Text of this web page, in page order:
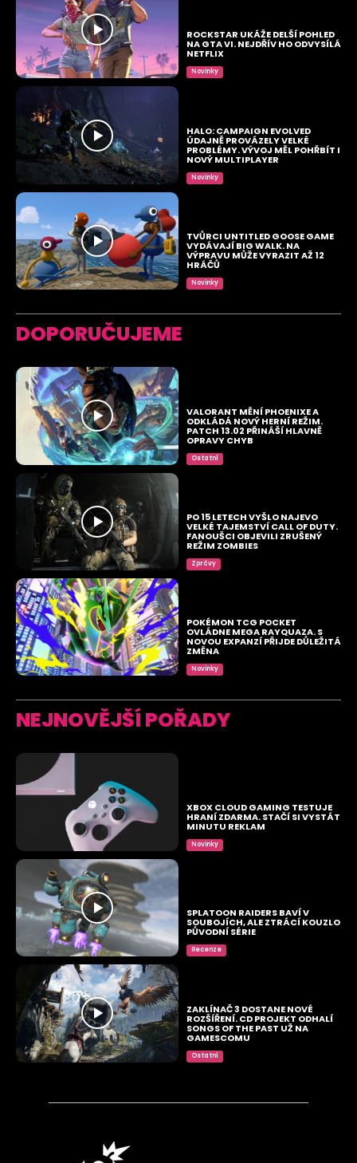
ROCKSTAR UKÁŽE DELŠÍ POHLED
NA GTA VI. NEJDŘÍV HO ODVYSÍLÁ
NETFLIX
Novinky
HALO: CAMPAIGN EVOLVED
ÚDAJNĚ PROVÁZELY VELKÉ
PROBLÉMY. VÝVOJ MĚL POHŘBÍT I
NOVÝ MULTIPLAYER
Novinky
TVŮRCI UNTITLED GOOSE GAME
VYDÁVAJÍ BIG WALK. NA
VÝPRAVU MŮŽE VYRAZIT AŽ 12
HRÁČŮ
Novinky
DOPORUČUJEME
VALORANT MĚNÍ PHOENIXE A
ODKLÁDÁ NOVÝ HERNÍ REŽIM.
PATCH 13.02 PŘINÁŠÍ HLAVNĚ
OPRAVY CHYB
Ostatní
PO 15 LETECH VYŠLO NAJEVO
VELKÉ TAJEMSTVÍ CALL OF DUTY.
FANOUŠCI OBJEVILI ZRUŠENÝ
REŽIM ZOMBIES
Zprávy
POKÉMON TCG POCKET
OVLÁDNE MEGA RAYQUAZA. S
NOVOU EXPANZÍ PŘIJDE DŮLEŽITÁ
ZMĚNA
Novinky
NEJNOVĚJŠÍ POŘADY
XBOX CLOUD GAMING TESTUJE
HRANÍ ZDARMA. STAČÍ SI VYSTÁT
MINUTU REKLAM
Novinky
SPLATOON RAIDERS BAVÍ V
SOUBOJÍCH, ALE ZTRÁCÍ KOUZLO
PŮVODNÍ SÉRIE
Recenze
ZAKLÍNAČ 3 DOSTANE NOVÉ
ROZŠÍŘENÍ. CD PROJEKT ODHALÍ
SONGS OF THE PAST UŽ NA
GAMESCOMU
Ostatní